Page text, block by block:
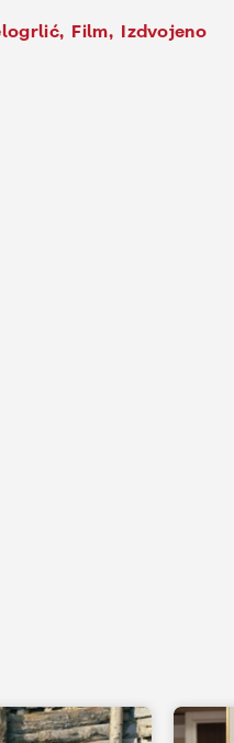
, Film, Izdvojeno